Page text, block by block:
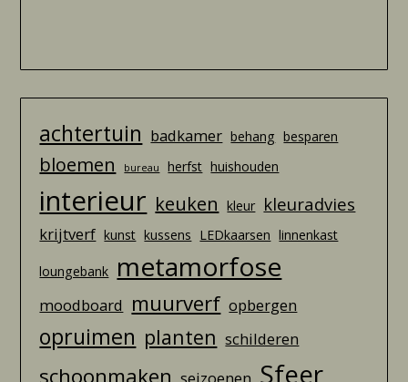
achtertuin badkamer behang besparen
bloemen bureau herfst huishouden
interieur keuken kleur kleuradvies
krijtverf kunst kussens LEDkaarsen linnenkast
loungebank metamorfose
moodboard muurverf opbergen
opruimen planten schilderen
schoonmaken seizoenen Sfeer